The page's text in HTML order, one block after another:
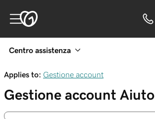
Centro assistenza
Applies to: Gestione account
Gestione account Aiuto